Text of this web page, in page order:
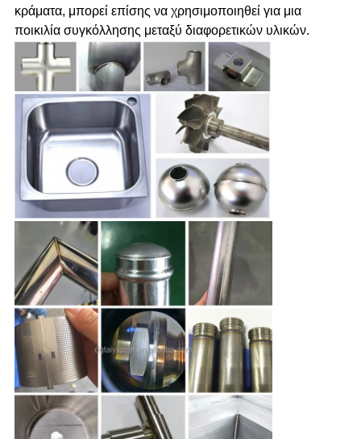
κράματα, μπορεί επίσης να χρησιμοποιηθεί για μια
ποικιλία συγκόλλησης μεταξύ διαφορετικών υλικών.